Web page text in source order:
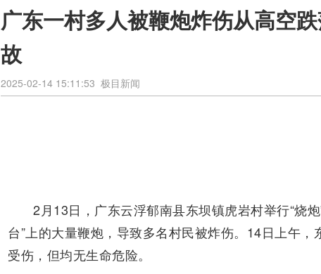
广东一村多人被鞭炮炸伤从高空
故
2025-02-14 15:11:53 极目新闻
2月13日，广东云浮郁南县东坝镇虎岩村举行“烧
台”上的大量鞭炮，导致多名村民被炸伤。14日上午
受伤，但均无生命危险。